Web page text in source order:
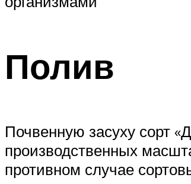
Полив
Почвенную засуху сорт
производственных
противном случае